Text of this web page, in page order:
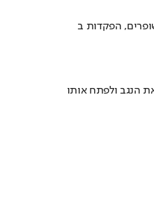
הנגב ולפתח אותו